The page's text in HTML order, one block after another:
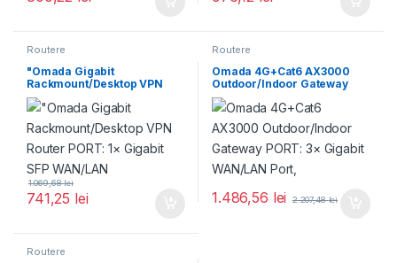
Routere
"Omada Gigabit
Rackmount/Desktop VPN
Router PORT: 1× Gigabit SFP
WAN/LAN
741,25 lei
1.069,68lei
Routere
Omada 4G+Cat6 AX3000
Outdoor/Indoor Gateway
PORT: 3× Gigabit WAN/LAN
Port,
1.486,56 lei 2.207,48lei
Routere